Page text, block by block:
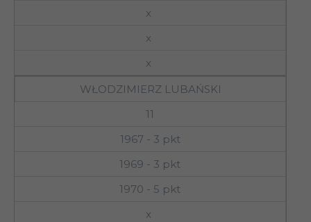
x
x
x
WŁODZIMIERZ LUBAŃSKI
11
1967 - 3 pkt
1969 - 3 pkt
1970 - 5 pkt
x